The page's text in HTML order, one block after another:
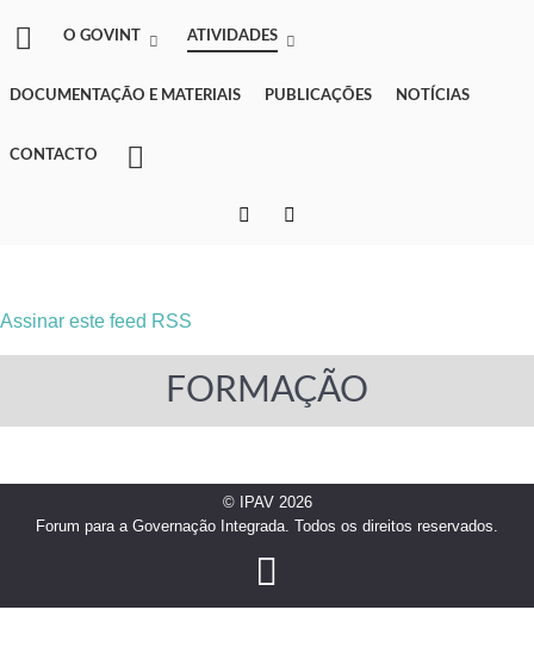
O GOVINT ATIVIDADES
DOCUMENTAÇÃO E MATERIAIS PUBLICAÇÕES NOTÍCIAS
CONTACTO
Assinar este feed RSS
FORMAÇÃO
© IPAV 2026
Forum para a Governação Integrada. Todos os direitos reservados.